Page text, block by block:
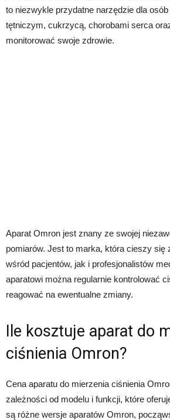
to niezwykle przydatne narzędzie dla
tętniczym, cukrzycą, chorobami serca
monitorować swoje zdrowie.
Aparat Omron jest znany ze swojej
pomiarów. Jest to marka, która cieszy się
wśród pacjentów, jak i profesjonalistów
aparatowi można regularnie kontrolować
reagować na ewentualne zmiany.
Ile kosztuje aparat do
ciśnienia Omron?
Cena aparatu do mierzenia ciśnienia
zależności od modelu i funkcji, które
są różne wersje aparatów Omron,